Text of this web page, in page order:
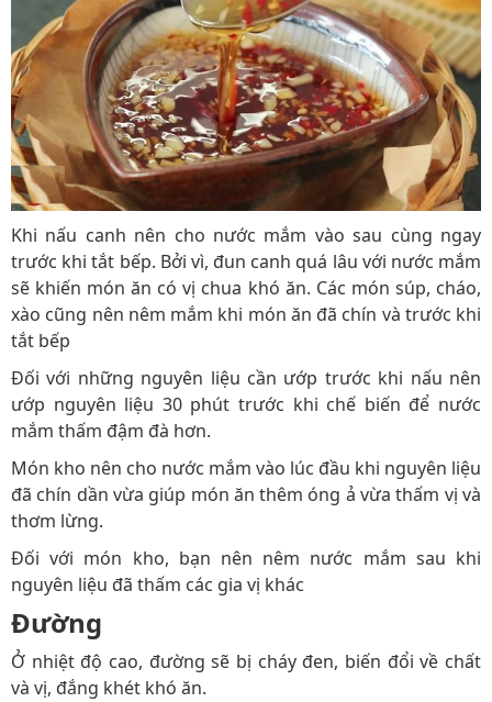
Khi nấu canh nên cho nước mắm vào sau cùng ngay
trước khi tắt bếp. Bởi vì, đun canh quá lâu với nước mắm
sẽ khiến món ăn có vị chua khó ăn. Các món súp, cháo,
xào cũng nên nêm mắm khi món ăn đã chín và trước khi
tắt bếp
Đối với những nguyên liệu cần ướp trước khi nấu nên
ướp nguyên liệu 30 phút trước khi chế biến để nước
mắm thấm đậm đà hơn.
Món kho nên cho nước mắm vào lúc đầu khi nguyên liệu
đã chín dần vừa giúp món ăn thêm óng ả vừa thấm vị và
thơm lừng.
Đối với món kho, bạn nên nêm nước mắm sau khi
nguyên liệu đã thấm các gia vị khác
Đường
Ở nhiệt độ cao, đường sẽ bị cháy đen, biến đổi về chất
và vị, đắng khét khó ăn.